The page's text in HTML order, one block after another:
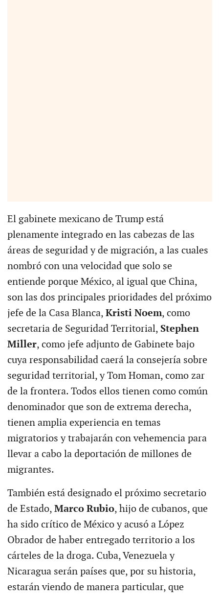
El gabinete mexicano de Trump está
plenamente integrado en las cabezas de las
áreas de seguridad y de migración, a las cuales
nombró con una velocidad que solo se
entiende porque México, al igual que China,
son las dos principales prioridades del próximo
jefe de la Casa Blanca, Kristi Noem, como
secretaria de Seguridad Territorial, Stephen
Miller, como jefe adjunto de Gabinete bajo
cuya responsabilidad caerá la consejería sobre
seguridad territorial, y Tom Homan, como zar
de la frontera. Todos ellos tienen como común
denominador que son de extrema derecha,
tienen amplia experiencia en temas
migratorios y trabajarán con vehemencia para
llevar a cabo la deportación de millones de
migrantes.
También está designado el próximo secretario
de Estado, Marco Rubio, hijo de cubanos, que
ha sido crítico de México y acusó a López
Obrador de haber entregado territorio a los
cárteles de la droga. Cuba, Venezuela y
Nicaragua serán países que, por su historia,
estarán viendo de manera particular, que